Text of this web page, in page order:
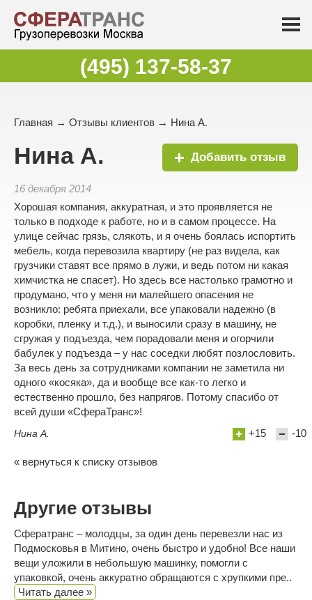
(495) 137-58-37
Главная → Отзывы клиентов → Нина А.
Нина А. Добавить отзыв
16 декабря 2014
Хорошая компания, аккуратная, и это проявляется не
только в подходе к работе, но и в самом процессе. На
улице сейчас грязь, слякоть, и я очень боялась испортить
мебель, когда перевозила квартиру (не раз видела, как
грузчики ставят все прямо в лужи, и ведь потом ни какая
химчистка не спасет). Но здесь все настолько грамотно и
продумано, что у меня ни малейшего опасения не
возникло: ребята приехали, все упаковали надежно (в
коробки, пленку и т.д.), и выносили сразу в машину, не
сгружая у подъезда, чем порадовали меня и огорчили
бабулек у подъезда – у нас соседки любят позлословить.
За весь день за сотрудниками компании не заметила ни
одного «косяка», да и вообще все как-то легко и
естественно прошло, без напрягов. Потому спасибо от
всей души «СфераТранс»!
Нина А. +15 -10
« вернуться к списку отзывов
Другие отзывы
Сфератранс – молодцы, за один день перевезли нас из
Подмосковья в Митино, очень быстро и удобно! Все наши
вещи уложили в небольшую машинку, помогли с
упаковкой, очень аккуратно обращаются с хрупкими пре..
Читать далее »